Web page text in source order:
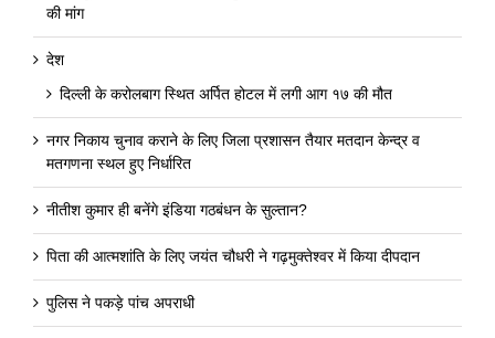
की मांग
देश
दिल्ली के करोलबाग स्थित अर्पित होटल में लगी आग १७ की मौत
नगर निकाय चुनाव कराने के लिए जिला प्रशासन तैयार मतदान केन्द्र व
मतगणना स्थल हुए निर्धारित
नीतीश कुमार ही बनेंगे इंडिया गठबंधन के सुल्तान?
पिता की आत्मशांति के लिए जयंत चौधरी ने गढ़मुक्तेश्वर में किया दीपदान
पुलिस ने पकड़े पांच अपराधी